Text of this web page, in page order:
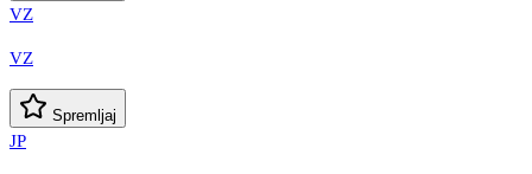
VZ
VZ
Spremljaj
JP